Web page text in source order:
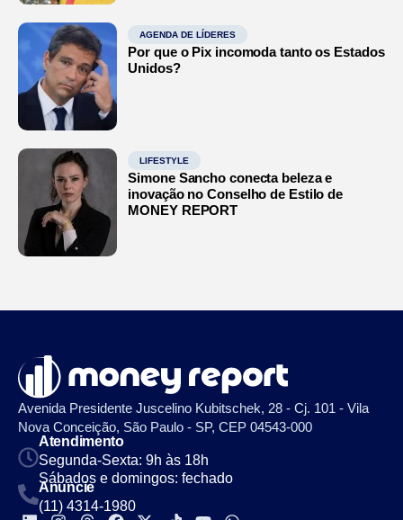
AGENDA DE LÍDERES
Por que o Pix incomoda tanto os Estados
Unidos?
LIFESTYLE
Simone Sancho conecta beleza e
inovação no Conselho de Estilo de
MONEY REPORT
Avenida Presidente Juscelino Kubitschek, 28 - Cj. 101 - Vila
Nova Conceição, São Paulo - SP, CEP 04543-000
Atendimento
Segunda-Sexta: 9h às 18h
Sábados e domingos: fechado
Anuncie
(11) 4314-1980